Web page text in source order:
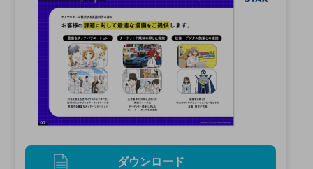
ダウンロード